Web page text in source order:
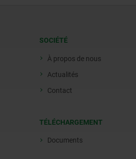
SOCIÉTÉ
À propos de nous
Actualités
Contact
TÉLÉCHARGEMENT
Documents